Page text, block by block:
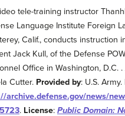
tele-training instructor
Language Institute Foreign
Calif., conducts instruction
Jack Kull, of the Defense
Office in Washington, D.C. .
Cutter. Provided by: U.S. Army.
archive.defense.gov/news/
. License: Public Domain: